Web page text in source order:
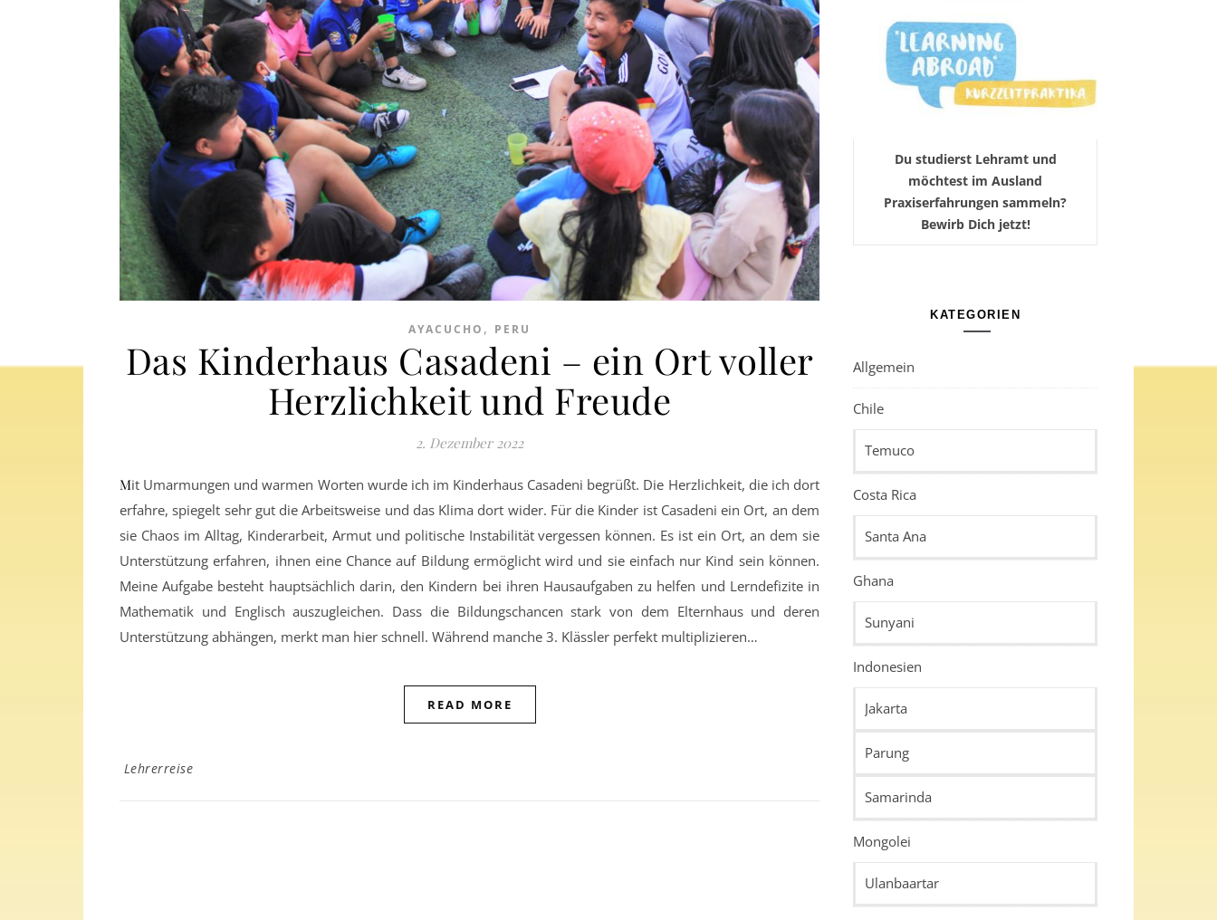
AYACUCHO , PERU
Das Kinderhaus Casadeni – ein Ort voller
Herzlichkeit und Freude
2. Dezember 2022
Mit Umarmungen und warmen Worten wurde ich im Kinderhaus Casadeni begrüßt. Die Herzlichkeit, die ich dort
erfahre, spiegelt sehr gut die Arbeitsweise und das Klima dort wider. Für die Kinder ist Casadeni ein Ort, an dem
sie Chaos im Alltag, Kinderarbeit, Armut und politische Instabilität vergessen können. Es ist ein Ort, an dem sie
Unterstützung erfahren, ihnen eine Chance auf Bildung ermöglicht wird und sie einfach nur Kind sein können.
Meine Aufgabe besteht hauptsächlich darin, den Kindern bei ihren Hausaufgaben zu helfen und Lerndefizite in
Mathematik und Englisch auszugleichen. Dass die Bildungschancen stark von dem Elternhaus und deren
Unterstützung abhängen, merkt man hier schnell. Während manche 3. Klässler perfekt multiplizieren…
READ MORE
Lehrerreise
Du studierst Lehramt und
möchtest im Ausland
Praxiserfahrungen sammeln?
Bewirb Dich jetzt!
KATEGORIEN
Allgemein
Chile
Temuco
Costa Rica
Santa Ana
Ghana
Sunyani
Indonesien
Jakarta
Parung
Samarinda
Mongolei
Ulanbaartar